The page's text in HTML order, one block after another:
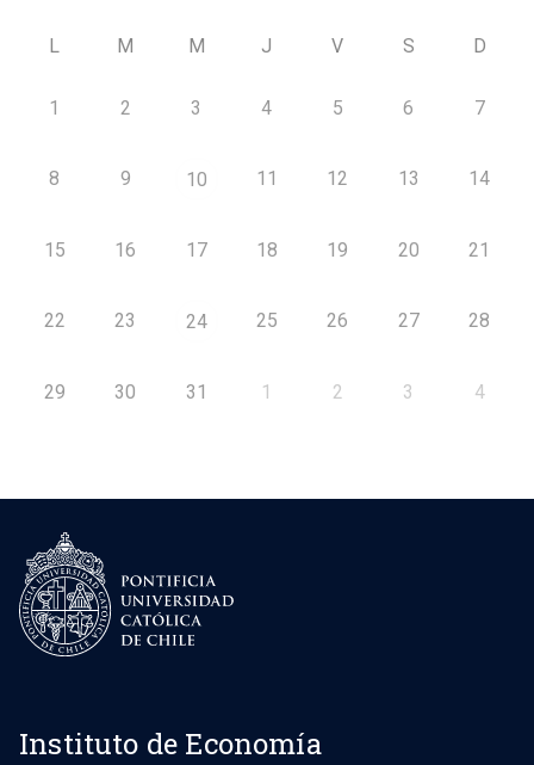
L M M J V S D
1 2 3 4 5 6 7
8 9 10 11 12 13 14
15 16 17 18 19 20 21
22 23 24 25 26 27 28
29 30 31 1 2 3 4
Instituto de Economía